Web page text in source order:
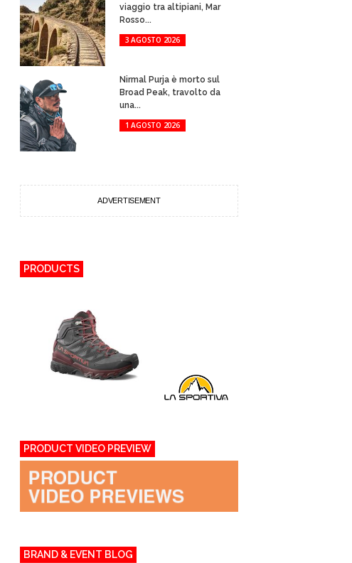
viaggio tra altipiani, Mar
Rosso...
3 AGOSTO 2026
Nirmal Purja è morto sul
Broad Peak, travolto da
una...
1 AGOSTO 2026
ADVERTISEMENT
PRODUCTS
PRODUCT VIDEO PREVIEW
BRAND & EVENT BLOG